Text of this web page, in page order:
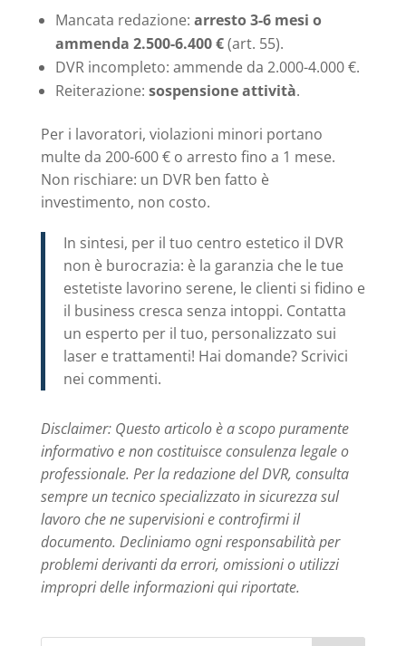
Mancata redazione: arresto 3-6 mesi o
ammenda 2.500-6.400 €(art. 55).
DVR incompleto: ammende da 2.000-4.000 €.
Reiterazione: sospensione attività.
Per i lavoratori, violazioni minori portano
multe da 200-600 € o arresto fino a 1 mese.
Non rischiare: un DVR ben fatto è
investimento, non costo.
In sintesi, per il tuo centro estetico il DVR
non è burocrazia: è la garanzia che le tue
estetiste lavorino serene, le clienti si fidino e
il business cresca senza intoppi. Contatta
un esperto per il tuo, personalizzato sui
laser e trattamenti! Hai domande? Scrivici
nei commenti.
Disclaimer: Questo articolo è a scopo puramente
informativo e non costituisce consulenza legale o
professionale. Per la redazione del DVR, consulta
sempre un tecnico specializzato in sicurezza sul
lavoro che ne supervisioni e controfirmi il
documento. Decliniamo ogni responsabilità per
problemi derivanti da errori, omissioni o utilizzi
impropri delle informazioni qui riportate.